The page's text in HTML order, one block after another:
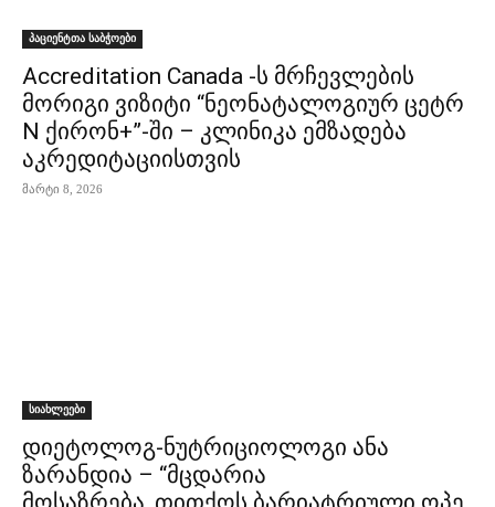
პაციენტთა საბჭოები
Accreditation Canada -ს მრჩევლების
მორიგი ვიზიტი “ნეონატალოგიურ ცეტრ
N ქირონ+”-ში – კლინიკა ემზადება
აკრედიტაციისთვის
მარტი 8, 2026
სიახლეები
დიეტოლოგ-ნუტრიციოლოგი ანა
ზარანდია – “მცდარია